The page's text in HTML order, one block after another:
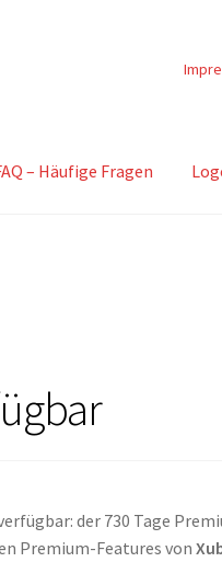
– Häufige Fragen
der 730 Tage
Premium-Features von